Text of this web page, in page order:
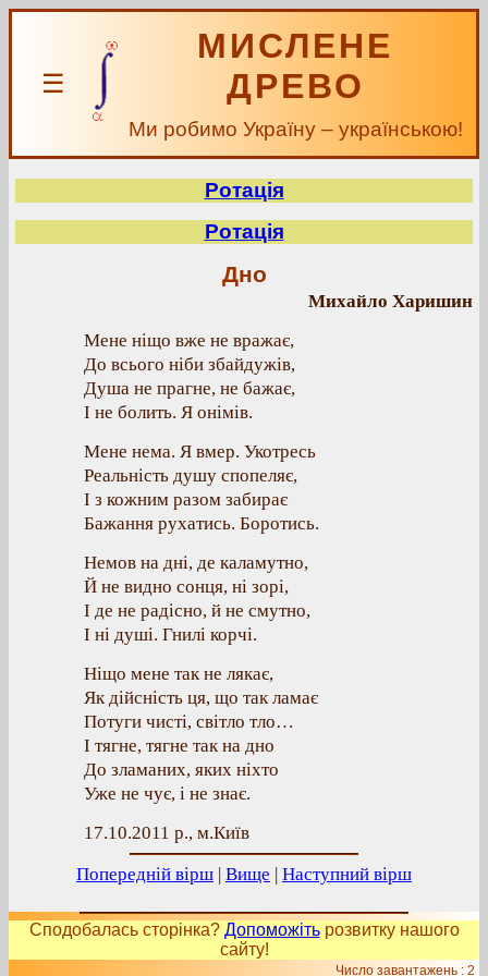
☰
МИСЛЕНЕ
ДРЕВО
Ми робимо Україну – українською!
Ротація
Ротація
Дно
Михайло Харишин
Мене ніщо вже не вражає,
До всього ніби збайдужів,
Душа не прагне, не бажає,
І не болить. Я онімів.
Мене нема. Я вмер. Укотресь
Реальність душу спопеляє,
І з кожним разом забирає
Бажання рухатись. Боротись.
Немов на дні, де каламутно,
Й не видно сонця, ні зорі,
І де не радісно, й не смутно,
І ні душі. Гнилі корчі.
Ніщо мене так не лякає,
Як дійсність ця, що так ламає
Потуги чисті, світло тло…
І тягне, тягне так на дно
До зламаних, яких ніхто
Уже не чує, і не знає.
17.10.2011 р., м.Київ
Попередній вірш | Вище | Наступний вірш
Сподобалась сторінка? Допоможітьрозвитку нашого
сайту!
Число завантажень : 2